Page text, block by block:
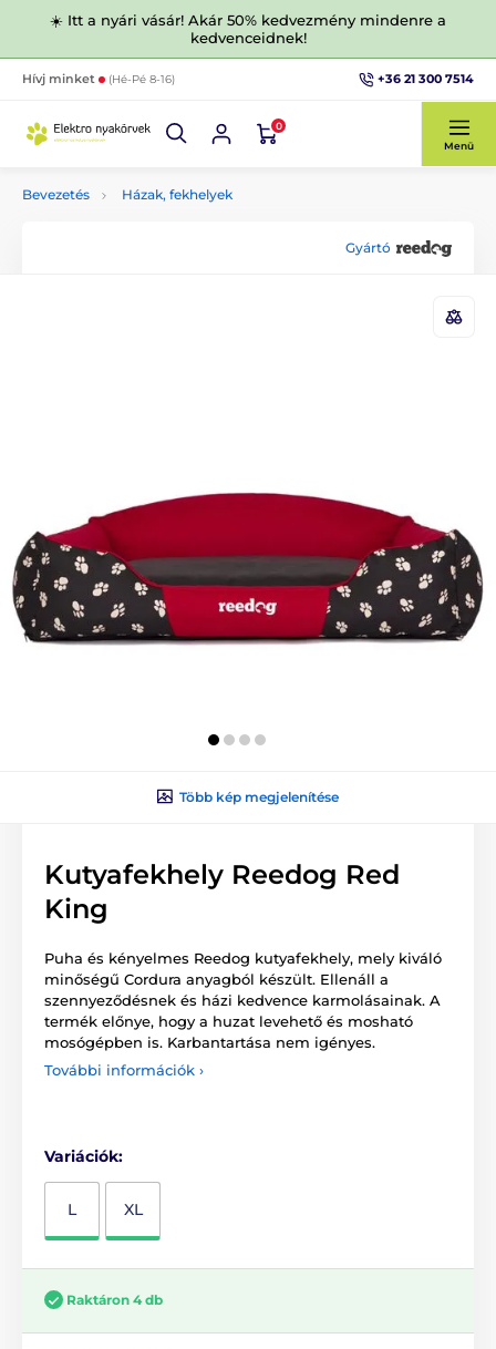
☀️ Itt a nyári vásár! Akár 50% kedvezmény mindenre a
kedvenceidnek!
Hívj minket (Hé-Pé 8-16) +36 21 300 7514
0
Menü
Bevezetés Házak, fekhelyek
Gyártó
Több kép megjelenítése
Kutyafekhely Reedog Red
King
Puha és kényelmes Reedog kutyafekhely, mely kiváló
minőségű Cordura anyagból készült. Ellenáll a
szennyeződésnek és házi kedvence karmolásainak. A
termék előnye, hogy a huzat levehető és mosható
mosógépben is. Karbantartása nem igényes.
További információk ›
Variációk:
L XL
Raktáron 4 db